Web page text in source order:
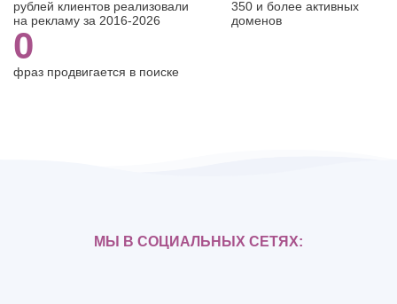
350 и более активных
доменов
рублей клиентов реализовали
на рекламу за 2016-2026
0
фраз продвигается в поиске
МЫ В СОЦИАЛЬНЫХ СЕТЯХ: